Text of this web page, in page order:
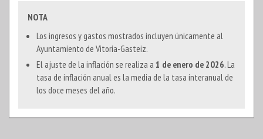
NOTA
Los ingresos y gastos mostrados incluyen únicamente al
Ayuntamiento de Vitoria-Gasteiz.
El ajuste de la inflación se realiza a 1 de enero de 2026. La
tasa de inflación anual es la media de la tasa interanual de
los doce meses del año.